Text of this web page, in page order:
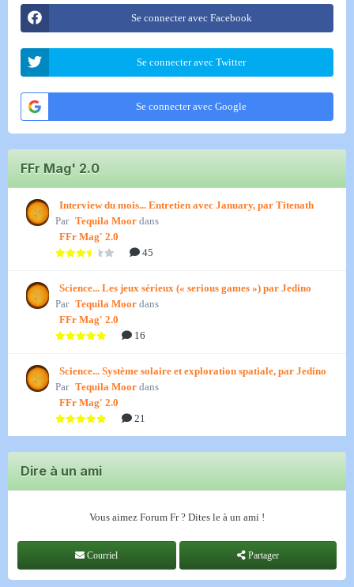
Se connecter avec Facebook
Se connecter avec Twitter
Se connecter avec Google
FFr Mag' 2.0
Interview du mois... Entretien avec January, par Titenath
Par Tequila Moor dans
FFr Mag' 2.0
45
Science... Les jeux sérieux (« serious games ») par Jedino
Par Tequila Moor dans
FFr Mag' 2.0
16
Science... Système solaire et exploration spatiale, par Jedino
Par Tequila Moor dans
FFr Mag' 2.0
21
Dire à un ami
Vous aimez Forum Fr ? Dites le à un ami !
Courriel Partager